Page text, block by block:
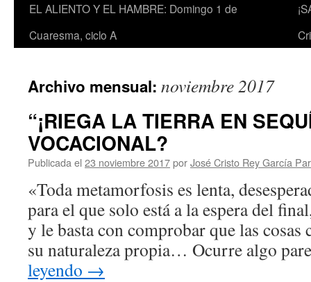
EL ALIENTO Y EL HAMBRE: Domingo 1 de
Cuaresma, ciclo A
Archivo mensual: noviembre 2017
“¡RIEGA LA TIERRA EN
VOCACIONAL?
Publicada el 23 noviembre 2017porJosé Cristo Rey García
«Toda metamorfosis es lenta,
para el que solo está a la espera del
y le basta con comprobar que las
su naturaleza propia… Ocurre algo
leyendo →